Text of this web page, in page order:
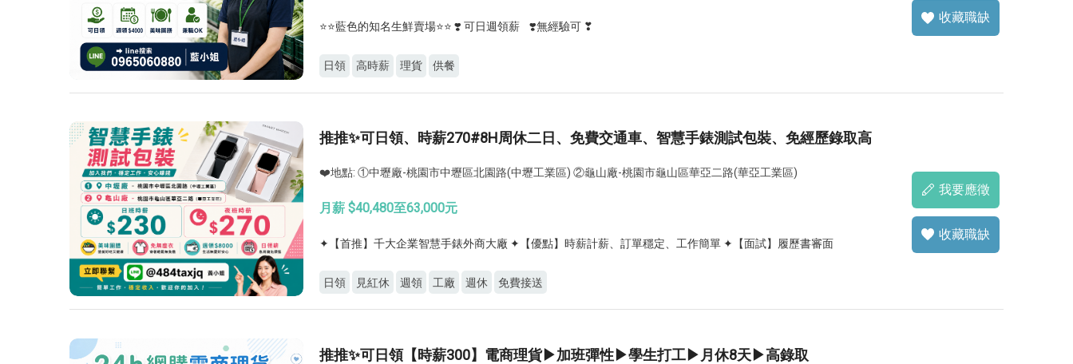
⭐⭐藍色的知名生鮮賣場⭐⭐ ❣️ 可日週領薪 ❣️無經驗可 ❣
日領 高時薪 理貨 供餐
收藏職缺
推推✨可日領、時薪270#8H周休二日、免費交通車、智慧手錶測試包裝、免經歷錄取高
❤️地點: ①中壢廠-桃園市中壢區北園路(中壢工業區) ②龜山廠-桃園市龜山區華亞二路(華亞工業區)
月薪 $40,480至63,000元
✦【首推】千大企業智慧手錶外商大廠 ✦【優點】時薪計薪、訂單穩定、工作簡單 ✦【面試】履歷書審面
日領 見紅休 週領 工廠 週休 免費接送
我要應徵
收藏職缺
推推✨可日領【時薪300】電商理貨▶加班彈性▶學生打工▶月休8天▶高錄取